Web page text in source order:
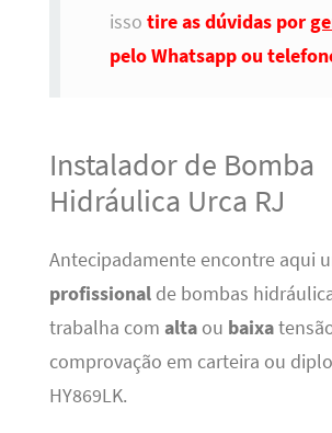
isso tire as dúvidas por
pelo Whatsapp ou
Instalador de Bomba
Hidráulica Urca RJ
Antecipadamente encontre aqui
profissionalde bombas
trabalha com altaou baixa
comprovação em carteira ou
HY869LK.